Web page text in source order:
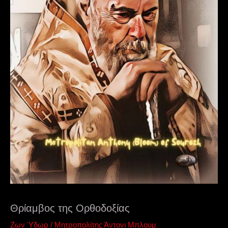
Θρίαμβος της Ορθοδοξίας
Ζων Ύδωρ / Μητροπολίτης Άντονι Μπλουμ